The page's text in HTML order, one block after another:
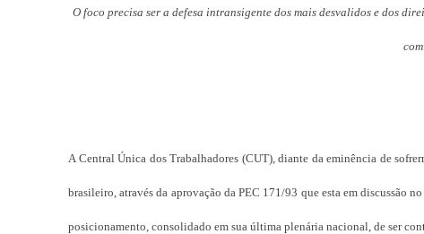
O foco precisa ser a defesa intransigente dos mais desvalidos e dos
A Central Única dos Trabalhadores (CUT), diante da eminência de
brasileiro, através da aprovação da PEC 171/93 que esta em discussão
posicionamento, consolidado em sua última plenária nacional, de ser